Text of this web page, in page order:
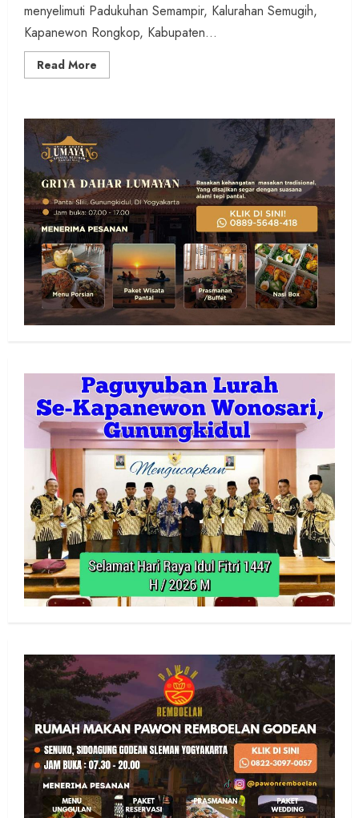
menyelimuti Padukuhan Semampir, Kalurahan Semugih,
Kapanewon Rongkop, Kabupaten...
Read More
more
Sangat
Antusias
Ikuti
Kirab
Budaya
Bersih
Dusun
Padukuhan
Semampir
Tahun
2026